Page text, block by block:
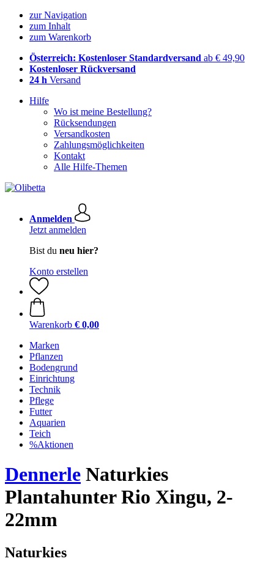
zur Navigation
zum Inhalt
zum Warenkorb
Österreich: Kostenloser Standardversand ab € 49,90
Kostenloser Rückversand
24 h Versand
Hilfe
Wo ist meine Bestellung?
Rücksendungen
Versandkosten
Zahlungsmöglichkeiten
Kontakt
Alle Hilfe-Themen
Anmelden
Jetzt anmelden
Bist du neu hier?
Konto erstellen
Warenkorb € 0,00
Marken
Pflanzen
Bodengrund
Einrichtung
Technik
Pflege
Futter
Aquarien
Teich
%Aktionen
Dennerle Naturkies
Plantahunter Rio Xingu, 2-
22mm
Naturkies